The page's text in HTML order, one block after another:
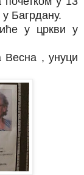
Багрдану.
у цркви у
, унуци